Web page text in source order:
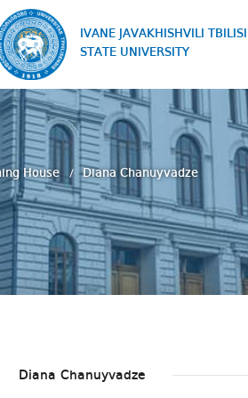
IVANE JAVAKHISHVILI TBILISI
STATE UNIVERSITY
House Diana Chanuyvadze
Diana Chanuyvadze